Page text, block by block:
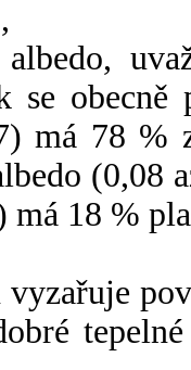
,
se
má 78 %
(0,08
má 18 %